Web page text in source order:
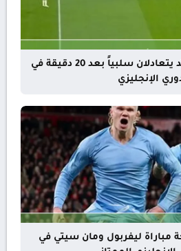
وست هام ومان يونايتد يتعادلان سلبياً بعد 20 دقيقة في
الإنجليزي
ليفربول ومان سيتي في